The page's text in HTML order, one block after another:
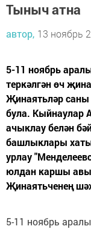
Тыныч атна
автор, 13 ноябрь
5-11 ноябрь
теркәлгән өч
Җинаятьләр саны
була. Кыйнаулар
ачыклау белән
башлыклары
урлау
юлдан каршы
Җинаятьченең
5-11 ноябрь